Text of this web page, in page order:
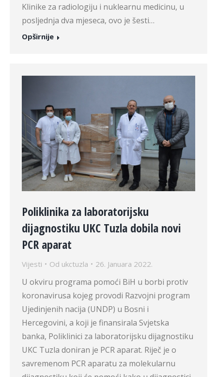
Klinike za radiologiju i nuklearnu medicinu, u
posljednja dva mjeseca, ovo je šesti…
Opširnije
Poliklinika za laboratorijsku
dijagnostiku UKC Tuzla dobila novi
PCR aparat
Vijesti Od ukctuzla 26. Januara 2022.
U okviru programa pomoći BiH u borbi protiv
koronavirusa kojeg provodi Razvojni program
Ujedinjenih nacija (UNDP) u Bosni i
Hercegovini, a koji je finansirala Svjetska
banka, Poliklinici za laboratorijsku dijagnostiku
UKC Tuzla doniran je PCR aparat. Riječ je o
savremenom PCR aparatu za molekularnu